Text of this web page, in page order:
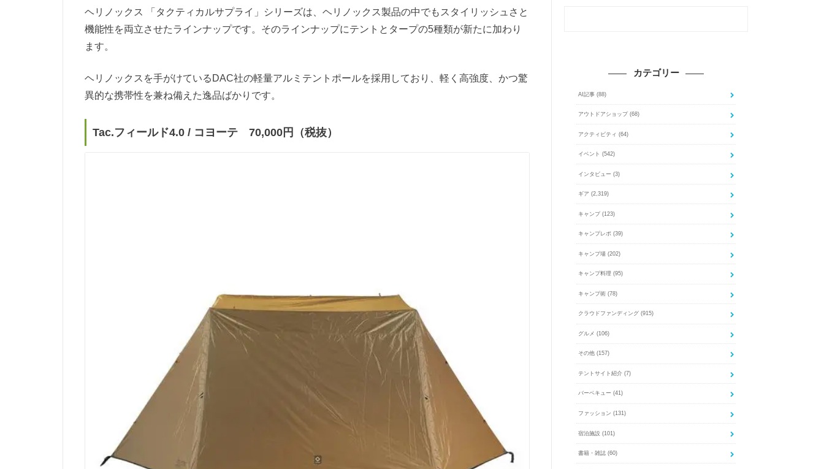
ヘリノックス 「タクティカルサプライ」シリーズは、ヘリノックス製品の中でもスタイリッシュさと
機能性を両立させたラインナップです。そのラインナップにテントとタープの5種類が新たに加わり
ます。
ヘリノックスを手がけているDAC社の軽量アルミテントポールを採用しており、軽く高強度、かつ驚
異的な携帯性を兼ね備えた逸品ばかりです。
Tac.フィールド4.0 / コヨーテ 70,000円（税抜）
カテゴリー
AI記事 (88)
アウトドアショップ (68)
アクティビティ (64)
イベント (542)
インタビュー (3)
ギア (2,319)
キャンプ (123)
キャンプレポ (39)
キャンプ場 (202)
キャンプ料理 (95)
キャンプ術 (78)
クラウドファンディング (915)
グルメ (106)
その他 (157)
テントサイト紹介 (7)
バーベキュー (41)
ファッション (131)
宿泊施設 (101)
書籍・雑誌 (60)